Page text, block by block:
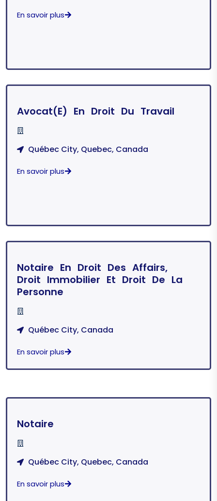
En savoir plus
Avocat(e) En Droit Du Travail
Québec City, Quebec, Canada
En savoir plus
Notaire En Droit Des Affairs,
Droit Immobilier Et Droit De La
Personne
Québec City, Canada
En savoir plus
Notaire
Québec City, Quebec, Canada
En savoir plus